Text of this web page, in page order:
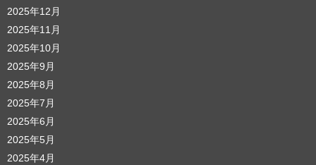
2025年12月
2025年11月
2025年10月
2025年9月
2025年8月
2025年7月
2025年6月
2025年5月
2025年4月